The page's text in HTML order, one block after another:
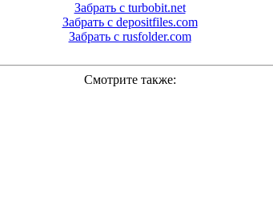
Забрать с turbobit.net
Забрать с depositfiles.com
Забрать с rusfolder.com
Смотрите также: